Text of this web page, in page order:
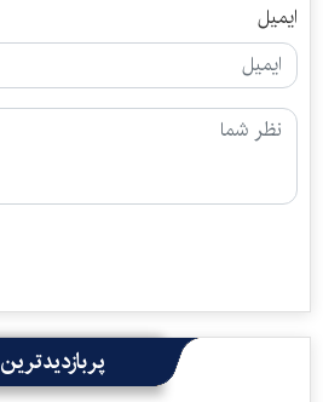
ایمیل
پربازدیدترین